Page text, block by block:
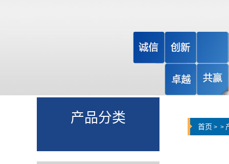
产品分类
首页 > >